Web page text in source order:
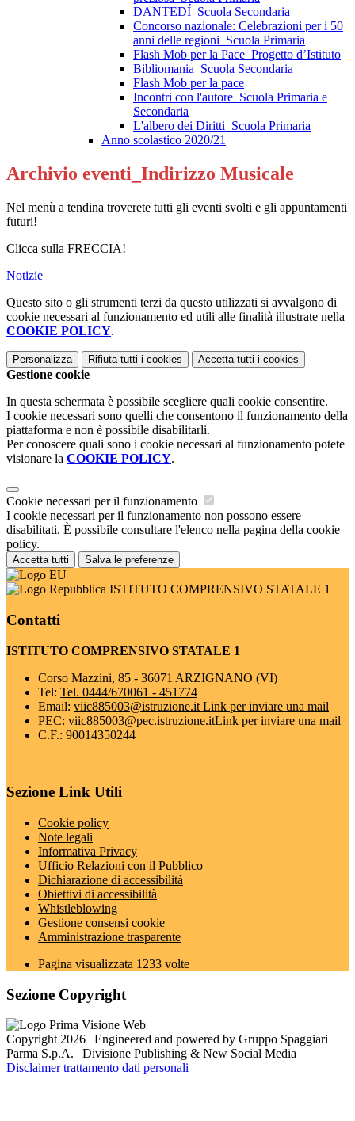
DANTEDÍ_Scuola Secondaria
Concorso nazionale: Celebrazioni per i 50
anni delle regioni_Scuola Primaria
Flash Mob per la Pace_Progetto d’Istituto
Bibliomania_Scuola Secondaria
Flash Mob per la pace
Incontri con l'autore_Scuola Primaria e
Secondaria
L'albero dei Diritti_Scuola Primaria
Anno scolastico 2020/21
Archivio eventi_Indirizzo Musicale
Nel menù a tendina troverete tutti gli eventi svolti e gli appuntamenti
futuri!
Clicca sulla FRECCIA!
Notizie
Questo sito o gli strumenti terzi da questo utilizzati si avvalgono di
cookie necessari al funzionamento ed utili alle finalità illustrate nella
COOKIE POLICY.
Personalizza Rifiuta tutti i cookies Accetta tutti i cookies
Gestione cookie
In questa schermata è possibile scegliere quali cookie consentire.
I cookie necessari sono quelli che consentono il funzionamento della
piattaforma e non è possibile disabilitarli.
Per conoscere quali sono i cookie necessari al funzionamento potete
visionare la COOKIE POLICY.
Cookie necessari per il funzionamento
I cookie necessari per il funzionamento non possono essere
disabilitati. È possibile consultare l'elenco nella pagina della cookie
policy.
Accetta tutti Salva le preferenze
ISTITUTO COMPRENSIVO STATALE 1
Contatti
ISTITUTO COMPRENSIVO STATALE 1
Corso Mazzini, 85 - 36071 ARZIGNANO (VI)
Tel: Tel. 0444/670061 - 451774
Email: viic885003@istruzione.it Link per inviare una mail
PEC: viic885003@pec.istruzione.itLink per inviare una mail
C.F.: 90014350244
Sezione Link Utili
Cookie policy
Note legali
Informativa Privacy
Ufficio Relazioni con il Pubblico
Dichiarazione di accessibilità
Obiettivi di accessibilità
Whistleblowing
Gestione consensi cookie
Amministrazione trasparente
Pagina visualizzata 1233 volte
Sezione Copyright
Copyright 2026 | Engineered and powered by Gruppo Spaggiari
Parma S.p.A. | Divisione Publishing & New Social Media
Disclaimer trattamento dati personali